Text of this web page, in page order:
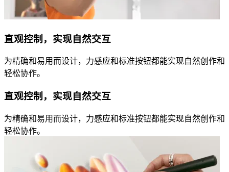
直观控制，实现自然交互
为精确和易用而设计，力感应和标准按钮都能实现自然创作和
轻松协作。
直观控制，实现自然交互
为精确和易用而设计，力感应和标准按钮都能实现自然创作和
轻松协作。